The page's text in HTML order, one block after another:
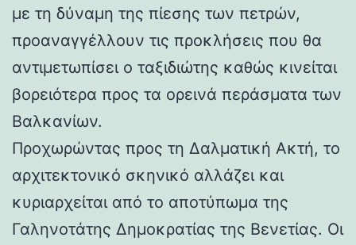
με τη δύναμη της πίεσης των πετρών,
προαναγγέλλουν τις προκλήσεις που θα
αντιμετωπίσει ο ταξιδιώτης καθώς κινείται
βορειότερα προς τα ορεινά περάσματα των
Βαλκανίων.
Προχωρώντας προς τη Δαλματική Ακτή, το
αρχιτεκτονικό σκηνικό αλλάζει και
κυριαρχείται από το αποτύπωμα της
Γαληνοτάτης Δημοκρατίας της Βενετίας. Οι